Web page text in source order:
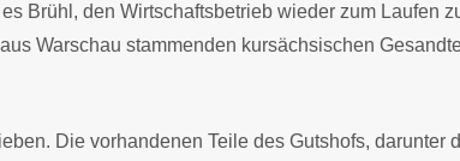
Brühl, den Wirtschaftsbetrieb wieder zum Laufen
Warschau stammenden kursächsischen
Die vorhandenen Teile des Gutshofs, darunter